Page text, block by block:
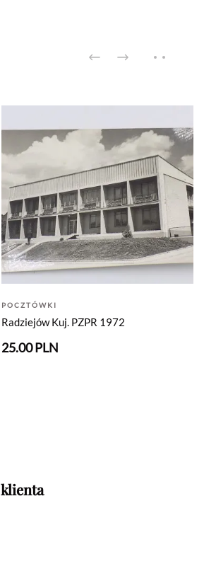
POCZTÓWKI
Radziejów Kuj. PZPR 1972
25.00 PLN
klienta